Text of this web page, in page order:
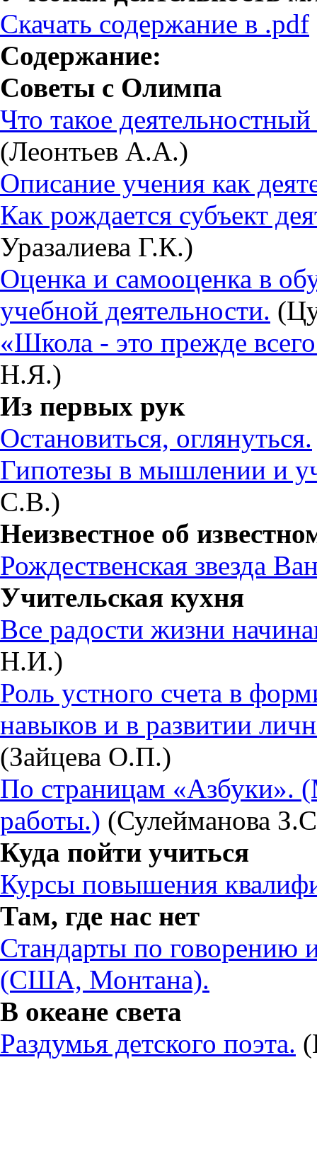
Скачать содержание в .pdf
Содержание:
Советы с Олимпа
Что такое
(Леонтьев А.А.)
Описание учения как
Как рождается субъект
Уразалиева Г.К.)
Оценка и самооценка в
учебной деятельности.
«Школа - это прежде
Н.Я.)
Из первых рук
Остановиться, оглянуться.
Гипотезы в мышлении и
С.В.)
Неизвестное об
Рождественская звезда
Учительская кухня
Все радости жизни
Н.И.)
Роль устного счета в
навыков и в развитии
(Зайцева О.П.)
По страницам «Азбуки».
работы.) (Сулейманова
Куда пойти учиться
Курсы повышения
Там, где нас нет
Стандарты по говорению
(США, Монтана).
В океане света
Раздумья детского поэта.